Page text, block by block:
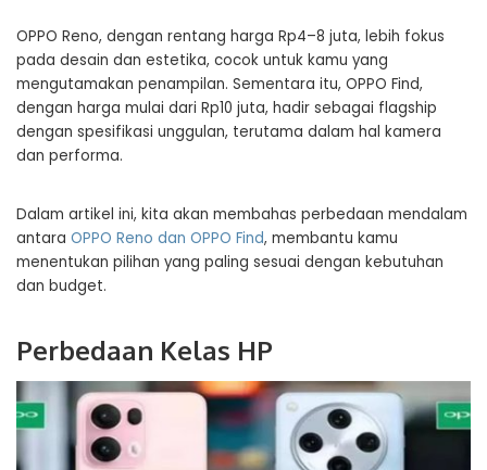
OPPO Reno, dengan rentang harga Rp4–8 juta, lebih fokus
pada desain dan estetika, cocok untuk kamu yang
mengutamakan penampilan. Sementara itu, OPPO Find,
dengan harga mulai dari Rp10 juta, hadir sebagai flagship
dengan spesifikasi unggulan, terutama dalam hal kamera
dan performa.
Dalam artikel ini, kita akan membahas perbedaan mendalam
antara OPPO Reno dan OPPO Find, membantu kamu
menentukan pilihan yang paling sesuai dengan kebutuhan
dan budget.
Perbedaan Kelas HP